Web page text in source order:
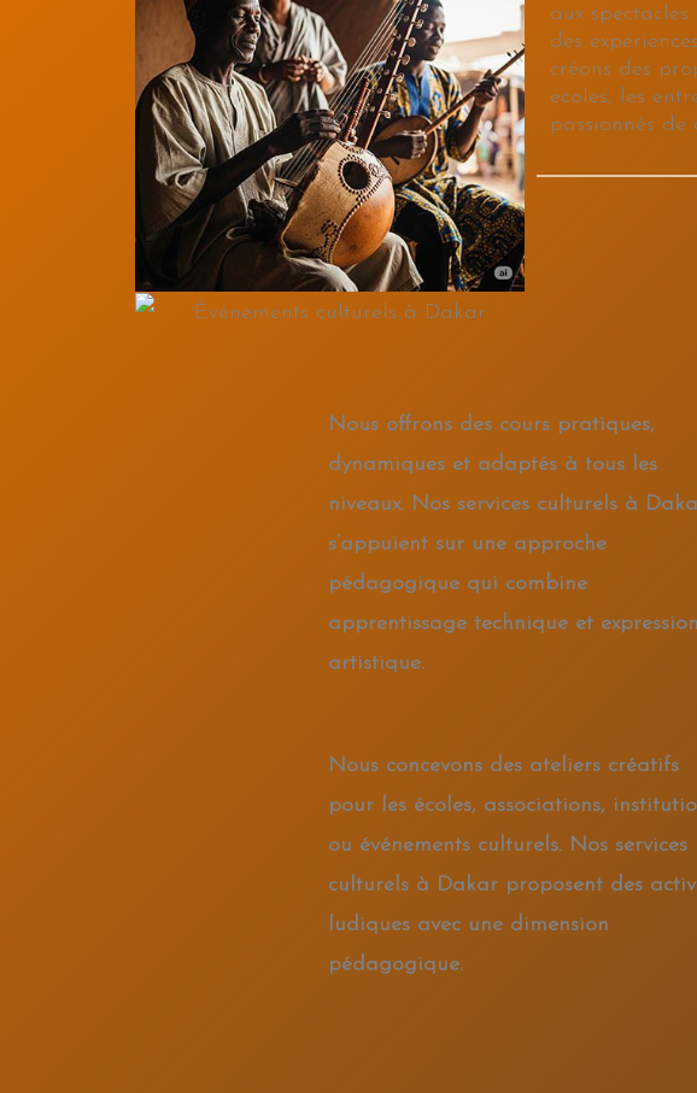
aux
des
créons des
écoles, les
passionnés de
Nous offrons des cours pratiques,
dynamiques et adaptés à tous les
niveaux. Nos services culturels à
s’appuient sur une approche
pédagogique qui combine
apprentissage technique et expression
artistique.
Nous concevons des ateliers créatifs
pour les écoles, associations,
ou événements culturels. Nos services
culturels à Dakar proposent des
ludiques avec une dimension
pédagogique.